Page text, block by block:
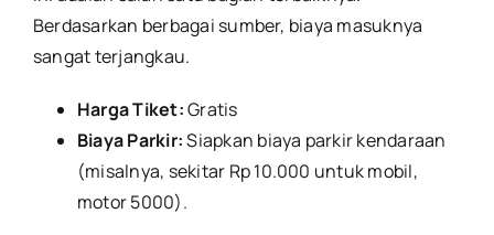
Berdasarkan berbagai sumber, biaya masuknya
sangat terjangkau.
Harga Tiket:Gratis
Biaya Parkir:Siapkan biaya parkir kendaraan
(misalnya, sekitar Rp 10.000 untuk mobil,
motor 5000).